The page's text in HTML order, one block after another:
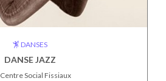
DANSES
DANSE JAZZ
Centre Social Fissiaux